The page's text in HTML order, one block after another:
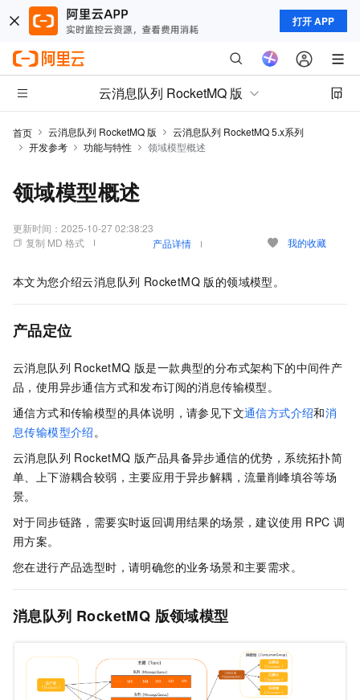
打开 APP
云消息队列 RocketMQ 版
首页 云消息队列 RocketMQ 版
云消息队列 RocketMQ 5.x系列
开发参考
功能与特性 领域模型概述
领域模型概述
更新时间： 2025-10-27 02:38:23
复制 MD 格式
产品详情 我的收藏
本文为您介绍云消息队列 RocketMQ 版的领域模型。
产品定位
云消息队列 RocketMQ 版是一款典型的分布式架构下的中间件产
品，使用异步通信方式和发布订阅的消息传输模型。
通信方式和传输模型的具体说明，请参见下文通信方式介绍和消
息传输模型介绍。
云消息队列 RocketMQ 版产品具备异步通信的优势，系统拓扑简
单、上下游耦合较弱，主要应用于异步解耦，流量削峰填谷等场
景。
对于同步链路，需要实时返回调用结果的场景，建议使用 RPC 调
用方案。
您在进行产品选型时，请明确您的业务场景和主要需求。
消息队列 RocketMQ 版领域模型